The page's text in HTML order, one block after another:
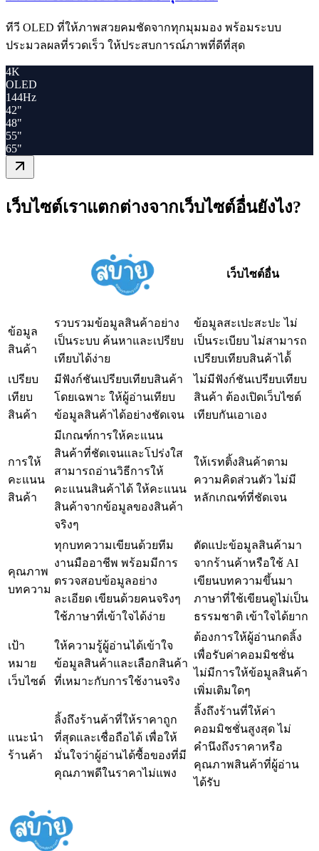
ทีวี OLED ที่ให้ภาพสวยคมชัดจากทุกมุมมอง พร้อมระบบ
ประมวลผลที่รวดเร็ว ให้ประสบการณ์ภาพที่ดีที่สุด
4K
OLED
144Hz
42"
48"
55"
65"
เว็บไซต์เราแตกต่างจากเว็บไซต์อื่นยังไง?
เว็บไซต์อื่น
ข้อมูล
สินค้า
รวบรวมข้อมูลสินค้าอย่าง
เป็นระบบ ค้นหาและเปรียบ
เทียบได้ง่าย
ข้อมูลสะเปะสะปะ ไม่
เป็นระเบียบ ไม่สามารถ
เปรียบเทียบสินค้าได้้
เปรียบ
เทียบ
สินค้า
มีฟังก์ชันเปรียบเทียบสินค้า
โดยเฉพาะ ให้ผู้อ่านเทียบ
ข้อมูลสินค้าได้อย่างชัดเจน
ไม่มีฟังก์ชันเปรียบเทียบ
สินค้า ต้องเปิดเว็บไซต์
เทียบกันเอาเอง
การให้
คะแนน
สินค้า
มีเกณฑ์การให้คะแนน
สินค้าที่ชัดเจนและโปร่งใส
สามารถอ่านวิธีการให้
คะแนนสินค้าได้ ให้คะแนน
สินค้าจากข้อมูลของสินค้า
จริงๆ
ให้เรทติ้งสินค้าตาม
ความคิดส่วนตัว ไม่มี
หลักเกณฑ์ที่ชัดเจน
คุณภาพ
บทความ
ทุกบทความเขียนด้วยทีม
งานมืออาชีพ พร้อมมีการ
ตรวจสอบข้อมูลอย่าง
ละเอียด เขียนด้วยคนจริงๆ
ใช้ภาษาที่เข้าใจได้ง่าย
ตัดแปะข้อมูลสินค้ามา
จากร้านค้าหรือใช้ AI
เขียนบทความขึ้นมา
ภาษาที่ใช้เขียนดูไม่เป็น
ธรรมชาติ เข้าใจได้ยาก
เป้า
หมาย
เว็บไซต์
ให้ความรู้ผู้อ่านได้เข้าใจ
ข้อมูลสินค้าและเลือกสินค้า
ที่เหมาะกับการใช้งานจริง
ต้องการให้ผู้อ่านกดลิ้ง
เพื่อรับค่าคอมมิชชั่น
ไม่มีการให้ข้อมูลสินค้า
เพิ่มเติมใดๆ
แนะนำ
ร้านค้า
ลิ้งถึงร้านค้าที่ให้ราคาถูก
ที่สุดและเชื่อถือได้ เพื่อให้
มั่นใจว่าผู้อ่านได้ซื้อของที่มี
คุณภาพดีในราคาไม่แพง
ลิ้งถึงร้านที่ให้ค่า
คอมมิชชั่นสูงสุด ไม่
คำนึงถึงราคาหรือ
คุณภาพสินค้าที่ผู้อ่าน
ได้รับ